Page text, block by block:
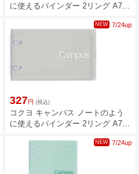
に使えるバインダー 2リング A7 7
NEW 7/24up
327円 (税込)
コクヨ キャンパス ノートのよう
に使えるバインダー 2リング A7 7
NEW 7/24up